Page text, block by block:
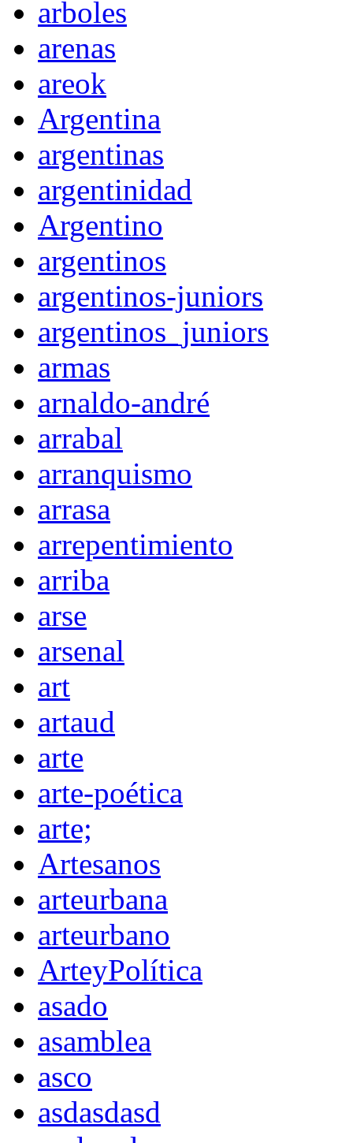
arboles
arenas
areok
Argentina
argentinas
argentinidad
Argentino
argentinos
argentinos-juniors
argentinos_juniors
armas
arnaldo-andré
arrabal
arranquismo
arrasa
arrepentimiento
arriba
arse
arsenal
art
artaud
arte
arte-poética
arte;
Artesanos
arteurbana
arteurbano
ArteyPolítica
asado
asamblea
asco
asdasdasd